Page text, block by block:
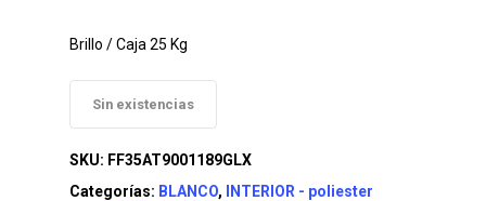
Brillo / Caja 25 Kg
Sin existencias
SKU: FF35AT9001189GLX
Categorías: BLANCO,
INTERIOR - poliester